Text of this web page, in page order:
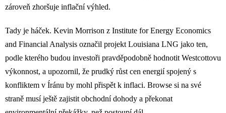
zároveň zhoršuje inflační výhled.
Tady je háček. Kevin Morrison z Institute for Energy Economics
and Financial Analysis označil projekt Louisiana LNG jako ten,
podle kterého budou investoři pravděpodobně hodnotit Westcottovu
výkonnost, a upozornil, že prudký růst cen energií spojený s
konfliktem v Íránu by mohl přispět k inflaci. Browse si na své
straně musí ještě zajistit obchodní dohody a překonat